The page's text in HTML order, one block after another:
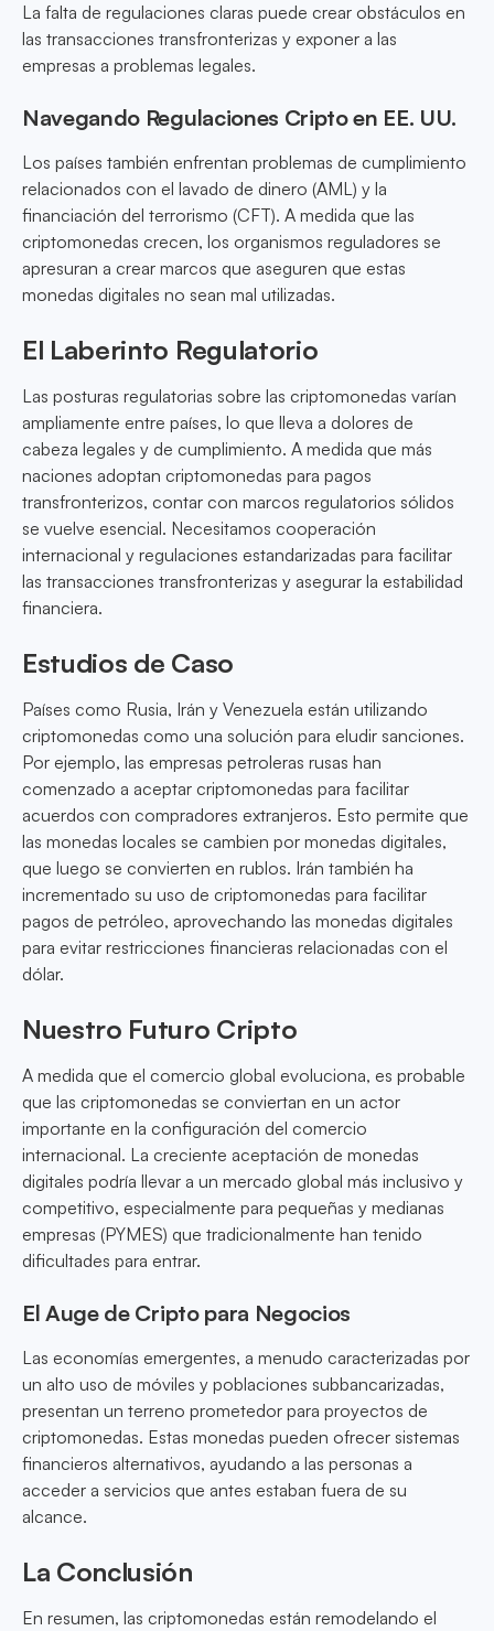
La falta de regulaciones claras puede crear obstáculos en
las transacciones transfronterizas y exponer a las
empresas a problemas legales.
Navegando Regulaciones Cripto en EE. UU.
Los países también enfrentan problemas de cumplimiento
relacionados con el lavado de dinero (AML) y la
financiación del terrorismo (CFT). A medida que las
criptomonedas crecen, los organismos reguladores se
apresuran a crear marcos que aseguren que estas
monedas digitales no sean mal utilizadas.
El Laberinto Regulatorio
Las posturas regulatorias sobre las criptomonedas varían
ampliamente entre países, lo que lleva a dolores de
cabeza legales y de cumplimiento. A medida que más
naciones adoptan criptomonedas para pagos
transfronterizos, contar con marcos regulatorios sólidos
se vuelve esencial. Necesitamos cooperación
internacional y regulaciones estandarizadas para facilitar
las transacciones transfronterizas y asegurar la estabilidad
financiera.
Estudios de Caso
Países como Rusia, Irán y Venezuela están utilizando
criptomonedas como una solución para eludir sanciones.
Por ejemplo, las empresas petroleras rusas han
comenzado a aceptar criptomonedas para facilitar
acuerdos con compradores extranjeros. Esto permite que
las monedas locales se cambien por monedas digitales,
que luego se convierten en rublos. Irán también ha
incrementado su uso de criptomonedas para facilitar
pagos de petróleo, aprovechando las monedas digitales
para evitar restricciones financieras relacionadas con el
dólar.
Nuestro Futuro Cripto
A medida que el comercio global evoluciona, es probable
que las criptomonedas se conviertan en un actor
importante en la configuración del comercio
internacional. La creciente aceptación de monedas
digitales podría llevar a un mercado global más inclusivo y
competitivo, especialmente para pequeñas y medianas
empresas (PYMES) que tradicionalmente han tenido
dificultades para entrar.
El Auge de Cripto para Negocios
Las economías emergentes, a menudo caracterizadas por
un alto uso de móviles y poblaciones subbancarizadas,
presentan un terreno prometedor para proyectos de
criptomonedas. Estas monedas pueden ofrecer sistemas
financieros alternativos, ayudando a las personas a
acceder a servicios que antes estaban fuera de su
alcance.
La Conclusión
En resumen, las criptomonedas están remodelando el